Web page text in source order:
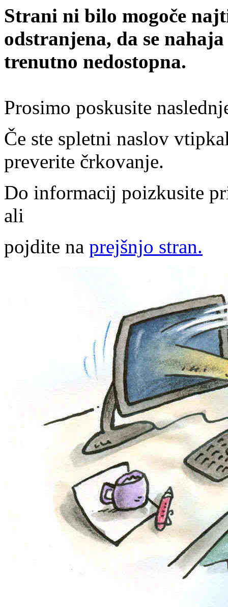
Strani ni bilo mogoče
odstranjena, da se
trenutno nedostopna.
Prosimo poskusite
Če ste spletni naslov
preverite črkovanje.
Do informacij poizkusite
ali
pojdite na prejšnjo stran.